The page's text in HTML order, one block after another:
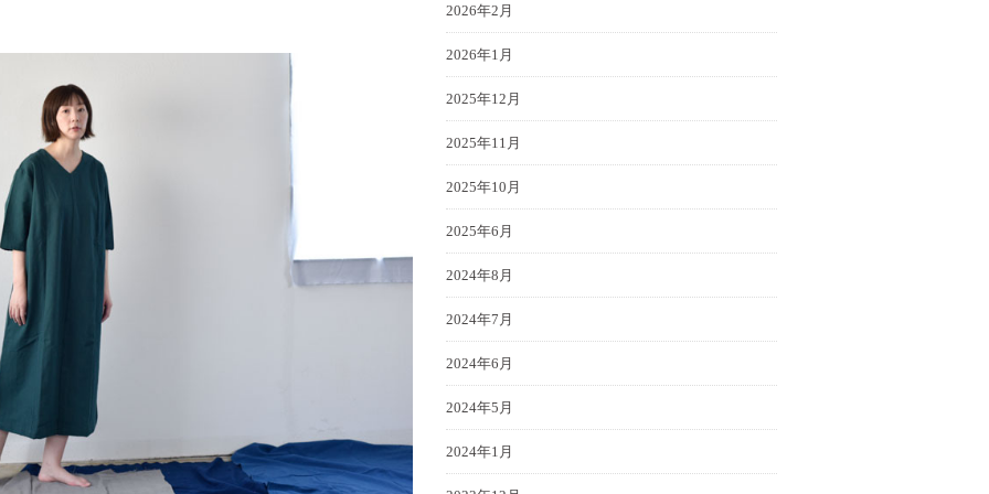
2026年2月
2026年1月
2025年12月
2025年11月
2025年10月
2025年6月
2024年8月
2024年7月
2024年6月
2024年5月
2024年1月